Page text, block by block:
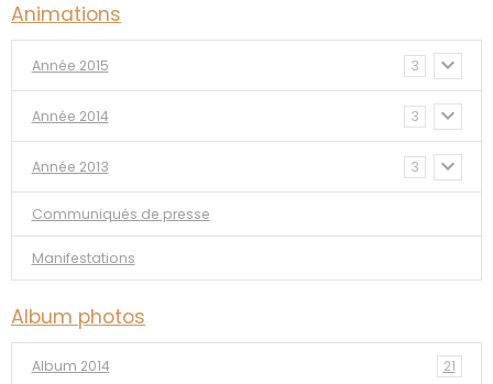
Animations
Année 2015 3
Année 2014 3
Année 2013 3
Communiqués de presse
Manifestations
Album photos
Album 2014 21